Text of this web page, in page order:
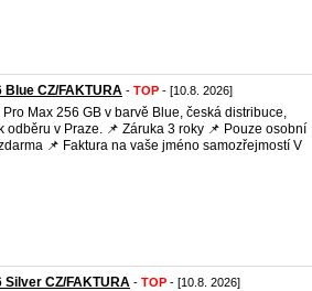
Blue CZ/FAKTURA - TOP - [10.8. 2026]
Pro Max 256 GB v barvě Blue, česká distribuce,
odběru v Praze. 📌 Záruka 3 roky 📌 Pouze osobní
📌 Faktura na vaše jméno samozřejmostí V
Silver CZ/FAKTURA - TOP - [10.8. 2026]